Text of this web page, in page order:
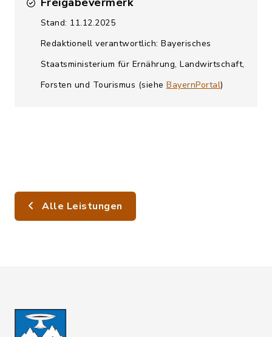
Stand: 11.12.2025
Redaktionell verantwortlich: Bayerisches
Staatsministerium für Ernährung, Landwirtschaft,
Forsten und Tourismus (siehe BayernPortal)
Alle Leistungen